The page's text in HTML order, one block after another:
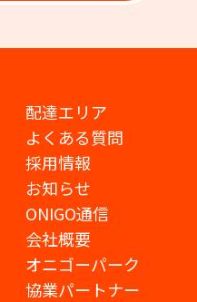
配達エリア
よくある質問
採用情報
お知らせ
ONIGO通信
会社概要
オニゴーパーク
協業パートナー